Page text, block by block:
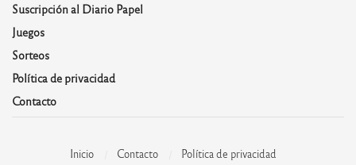
Suscripción al Diario Papel
Juegos
Sorteos
Política de privacidad
Contacto
Inicio Contacto Política de privacidad